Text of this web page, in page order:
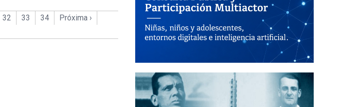
32 33 34
Próxima ›